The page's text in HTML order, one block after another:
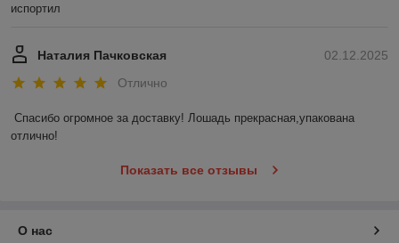
испортил
02.12.2025
Наталия Пачковская
Отлично
Спасибо огромное за доставку! Лошадь прекрасная,упакована
отлично!
Показать все отзывы
О нас